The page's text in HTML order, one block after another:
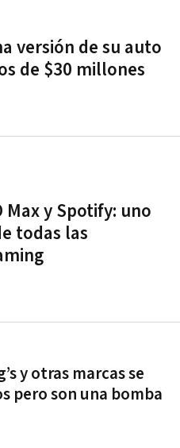
versión de su auto
de $30 millones
Max y Spotify: uno
todas las
y otras marcas se
pero son una bomba